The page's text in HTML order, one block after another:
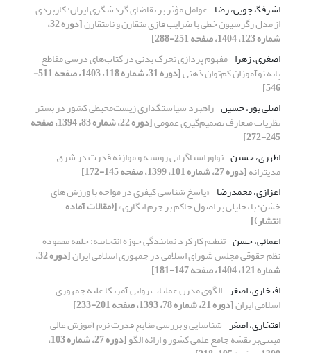
اشرفگنجویی، رضا عوامل مؤثر بر تقاضای گردشگری ایران: کاربردی
از مدل رگرسیون خطی با ضرایب فازی متقارن و نامتقارن [دوره 32،
شماره 123، 1404، صفحه 251-288]
اصغری، زهرا مفهوم پردازی تحرک ‌بدنی در کتاب‌های درسی مقاطع
پایه نوآموزان کم‌توان ذهنی [دوره 31، شماره 118، 1403، صفحه 511-
546]
اصلی پور، حسین راهبرد سیاستگذاری زیست‌محیطی کشور در بستر
نظریات متعارف تصمیم‌گیری عمومی [دوره 22، شماره 83، 1394، صفحه
245-272]
اطهری، حسین نواوراسیاگرایی روسیه و موازنه قدرت در شرق
مدیترانه[دوره 27، شماره 101، 1399، صفحه 145-172]
اعزازی، محمدرضا «پاسخ شناسی کیفری در مواجه با ورزش های
خشن؛ با تحلیلی بر اصول حاکم بر جرم انگاری»[(مقالات آماده
انتشار)]
اعمائی، حسن تنظیم کارکرد نمایندگی حوزه انتخابیه؛ حلقه مفقوده
نظم حقوقی مجلس شورای اسلامی در جمهوری اسلامی ایران [دوره 32،
شماره 121، 1404، صفحه 147-181]
افتخاری، اصغر الگوی مدرن عملیات روانی آمریکا علیه جمهوری
اسلامی ایران[دوره 21، شماره 78، 1393، صفحه 201-233]
افتخاری، اصغر شناسایی و بررسی منابع قدرت نرم آموزش عالی
مبتنی‌بر نقشه جامع علمی کشور و ارائه الگو [دوره 27، شماره 103،